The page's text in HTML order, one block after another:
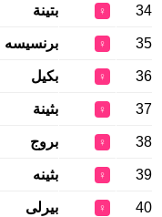
34
♀ بتينة
35
♀ برنسيسه
36
♀ بكيل
37
♀ بثينة
38
♀ بروج
39
♀ بثينه
40
♀ بيرلى